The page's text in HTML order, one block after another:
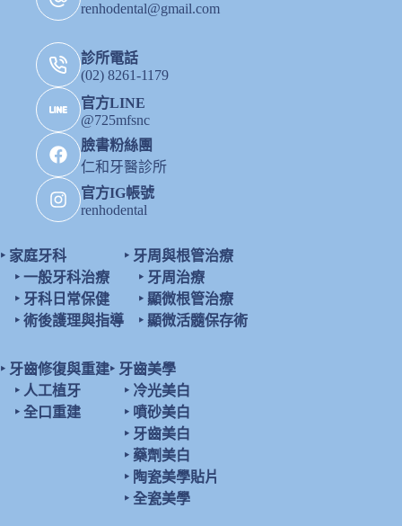
renhodental@gmail.com
診所電話
(02) 8261-1179
官方LINE
@725mfsnc
臉書粉絲團
仁和牙醫診所
官方IG帳號
renhodental
‣ 家庭牙科
‣ 一般牙科治療
‣ 牙科日常保健
‣ 術後護理與指導
‣ 牙周與根管治療
‣ 牙周治療
‣ 顯微根管治療
‣ 顯微活髓保存術
‣ 牙齒修復與重建
‣ 人工植牙
‣ 全口重建
‣ 牙齒美學
‣ 冷光美白
‣ 噴砂美白
‣ 牙齒美白
‣ 藥劑美白
‣ 陶瓷美學貼片
‣ 全瓷美學